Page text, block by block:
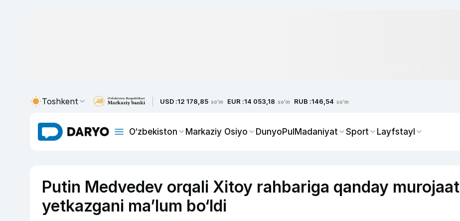
Toshkent USD :12 178,85 so'm EUR :14 053,18 so'm RUB :146,54 so'm
O‘zbekiston Markaziy Osiyo DunyoPulMadaniyat Sport Layfstayl
Putin Medvedev orqali Xitoy rahbariga qanday murojaat
yetkazgani ma’lum bo‘ldi